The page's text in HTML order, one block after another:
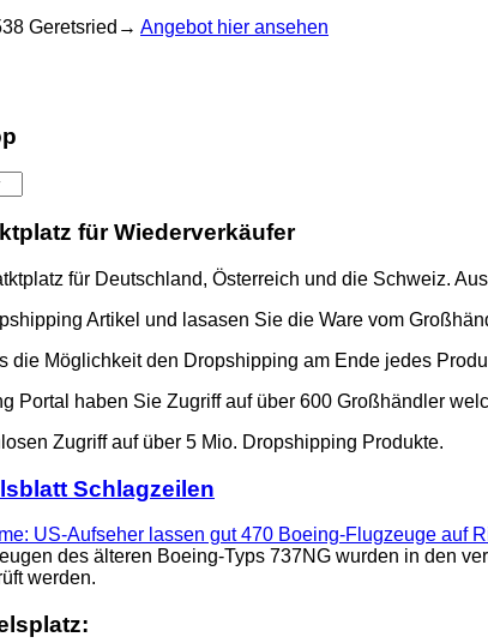
Geretsried→ Angebot hier ansehen
für Wiederverkäufer
für Deutschland, Österreich und die Schweiz.
Artikel und lasasen Sie die Ware vom
die Möglichkeit den Dropshipping am Ende jedes
Portal haben Sie Zugriff auf über 600 Großhändler
Zugriff auf über 5 Mio. Dropshipping Produkte.
Schlagzeilen
US-Aufseher lassen gut 470 Boeing-Flugzeuge auf
des älteren Boeing-Typs 737NG wurden in den
werden.